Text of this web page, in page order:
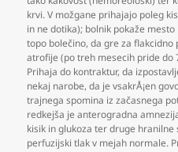
krvi. V možgane prihajajo poleg
in ne dotika); bolnik pokaže
topo bolečino,da gre za flakcidno
atrofije (po treh mesecih pride do
Prihaja do kontraktur,da
nekaj narobe,da je vsakrÅ¡en
trajnega spomina iz začasnega
redkejša je anterogradna
kisik in glukoza ter druge
perfuzijski tlak v mejah normale.